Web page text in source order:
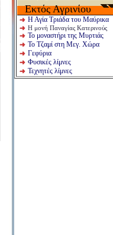
Εκτός Αγρινίου
Η Αγία Τριάδα του Μαύρικα
Η μονή Παναγίας Κατερινούς
Το μοναστήρι της Μυρτιάς
Το Τζαμί στη Μεγ. Χώρα
Γεφύρια
Φυσικές λίμνες
Τεχνητές λίμνες